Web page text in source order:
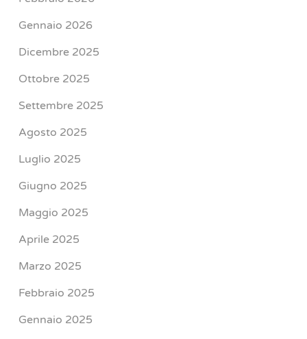
Gennaio 2026
Dicembre 2025
Ottobre 2025
Settembre 2025
Agosto 2025
Luglio 2025
Giugno 2025
Maggio 2025
Aprile 2025
Marzo 2025
Febbraio 2025
Gennaio 2025